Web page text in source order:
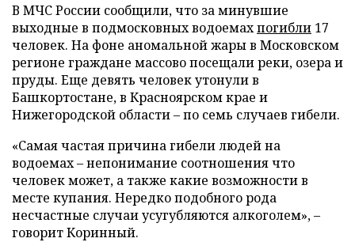
В МЧС России сообщили, что за минувшие
выходные в подмосковных водоемахпогибли 17
человек. На фоне аномальной жары в Московском
регионе граждане массово посещали реки, озера и
пруды. Еще девять человек утонули в
Башкортостане, в Красноярском крае и
Нижегородской области – по семь случаев гибели.
«Самая частая причина гибели людей на
водоемах – непонимание соотношения что
человек может, а также какие возможности в
месте купания. Нередко подобного рода
несчастные случаи усугубляются алкоголем», –
говорит Коринный.